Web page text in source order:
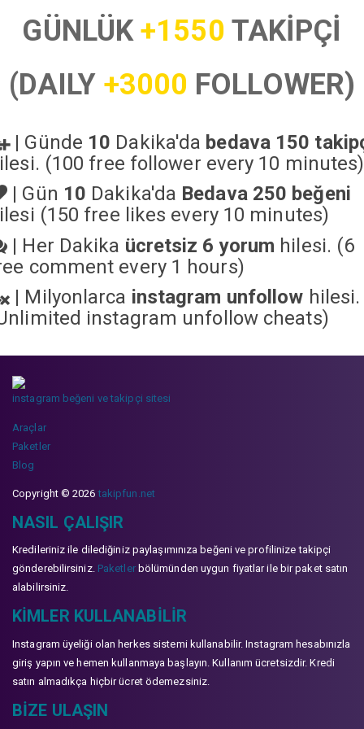
GÜNLÜK+1550 TAKİPÇİ
(DAILY +3000 FOLLOWER)
| Günde 10 Dakika'da bedava 150
(100 free follower every 10 minutes)
| Gün 10 Dakika'da Bedava 250 beğeni
(150 free likes every 10 minutes)
| Her Dakika ücretsiz 6 yorum hilesi. (6
comment every 1 hours)
| Milyonlarca instagram unfollow hilesi.
instagram unfollow cheats)
instagram beğeni ve takipçi sitesi
Araçlar
Paketler
Blog
Copyright © 2026takipfun.net
NASIL ÇALIŞIR
Kredileriniz ile dilediğiniz paylaşımınıza beğeni ve profilinize takipçi
gönderebilirsiniz. Paketlerbölümünden uygun fiyatlar ile bir paket satın
alabilirsiniz.
KIMLER KULLANABILIR
Instagram üyeliği olan herkes sistemi kullanabilir. Instagram hesabınızla
giriş yapın ve hemen kullanmaya başlayın. Kullanım ücretsizdir. Kredi
satın almadıkça hiçbir ücret ödemezsiniz.
BIZE ULAŞIN